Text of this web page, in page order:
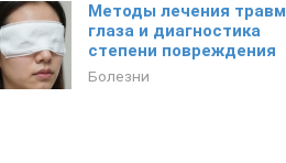
Методы лечения травм
глаза и диагностика
степени повреждения
Болезни